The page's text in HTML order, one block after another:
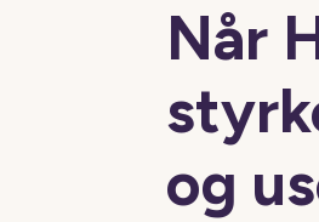
Når
og